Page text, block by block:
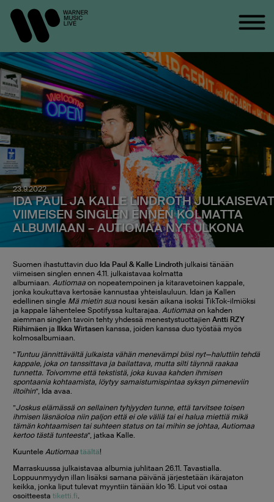
23.9.2022
IDA PAUL JA KALLE LINDROTH JULKAISEVAT
VIIMEISEN SINGLEN ENNEN KOLMATTA
ALBUMIAAN – AUTIOMAA NYT ULKONA
Suomen ihastuttavin duo Ida Paul & Kalle Lindroth julkaisi tänään
viimeisen singlen ennen 4.11. julkaistavaa kolmatta
albumiaan. Autiomaaon nopeatempoinen ja kitaravetoinen kappale,
jonka koukuttava kertosäe kannustaa yhteislauluun. Idan ja Kallen
edellinen single Mä mietin sua nousi kesän aikana isoksi TikTok-ilmiöksi
ja kappale lähentelee Spotifyssa kultarajaa. Autiomaaon kahden
aiemman singlen tavoin tehty yhdessä menestystuottajien Antti RZY
Riihimäen ja Ilkka Wirtasen kanssa, joiden kanssa duo työstää myös
kolmosalbumiaan.
”Tuntuu jännittävältä julkaista vähän menevämpi biisi nyt—haluttiin tehdä
kappale, joka on tanssittava ja bailattava, mutta silti täynnä raakaa
tunnetta. Toivomme että tekstistä, joka kuvaa kahden ihmisen
spontaania kohtaamista, löytyy samaistumispintaa syksyn pimeneviin
iltoihin”, Ida avaa.
”Joskus elämässä on sellainen tyhjyyden tunne, että tarvitsee toisen
ihmisen läsnäoloa niin paljon että ei ole väliä tai ei halua miettiä mikä
tämän kohtaamisen tai suhteen status on tai mihin se johtaa, Autiomaa
kertoo tästä tunteesta”, jatkaa Kalle.
KuunteleAutiomaatäältä!
Marraskuussa julkaistavaa albumia juhlitaan 26.11. Tavastialla.
Loppuunmyydyn illan lisäksi samana päivänä järjestetään ikärajaton
keikka, jonka liput tulevat myyntiin tänään klo 16. Liput voi ostaa
osoitteesta tiketti.fi.